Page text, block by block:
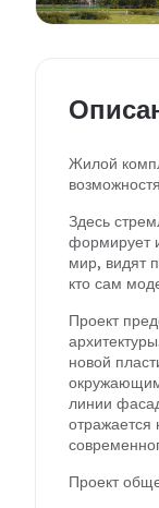
Жилой
Здесь
формирует
мир, видят
кто сам
Проект
новой
линии
Проект